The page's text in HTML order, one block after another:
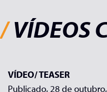
/VÍDEOS
VÍDEO/TEASER
Publicado, 28 de